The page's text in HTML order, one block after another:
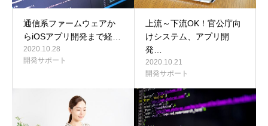
通信系ファームウェアか
らiOSアプリ開発まで経…
2020.10.28
開発サポート
上流～下流OK！官公庁向
けシステム、アプリ開
発…
2020.10.21
開発サポート